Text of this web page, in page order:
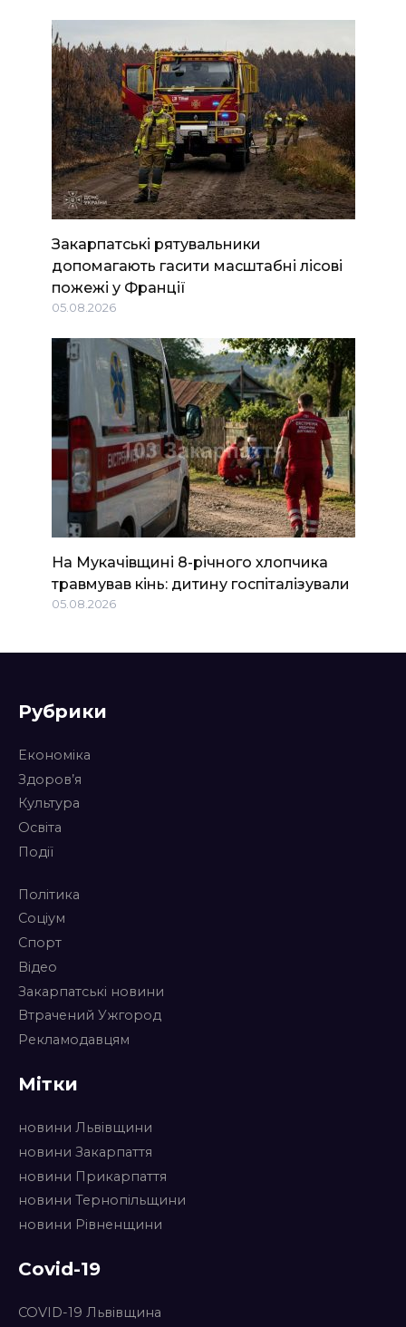
Закарпатські рятувальники
допомагають гасити масштабні лісові
пожежі у Франції
05.08.2026
На Мукачівщині 8-річного хлопчика
травмував кінь: дитину госпіталізували
05.08.2026
Рубрики
Економіка
Здоров’я
Культура
Освіта
Події
Політика
Соціум
Спорт
Відео
Закарпатські новини
Втрачений Ужгород
Рекламодавцям
Мітки
новини Львівщини
новини Закарпаття
новини Прикарпаття
новини Тернопільщини
новини Рівненщини
Covid-19
COVID-19 Львівщина